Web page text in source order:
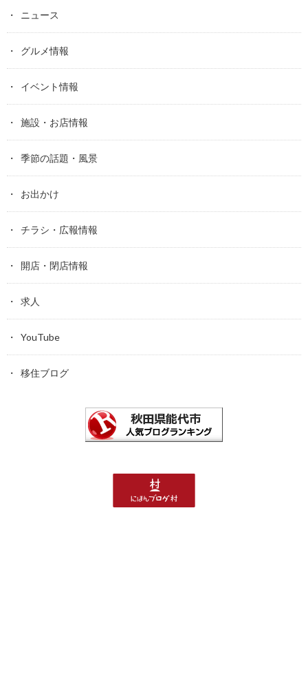
ニュース
グルメ情報
イベント情報
施設・お店情報
季節の話題・風景
お出かけ
チラシ・広報情報
開店・閉店情報
求人
YouTube
移住ブログ